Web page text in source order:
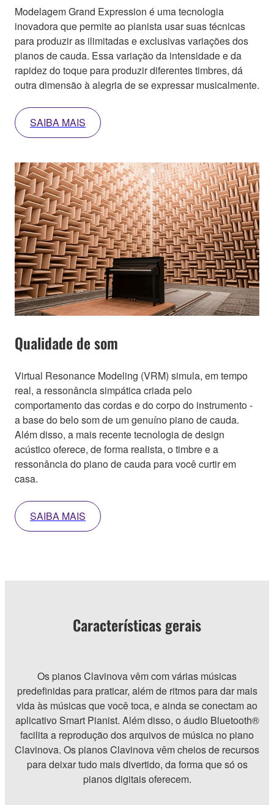
Modelagem Grand Expression é uma tecnologia
inovadora que permite ao pianista usar suas técnicas
para produzir as ilimitadas e exclusivas variações dos
pianos de cauda. Essa variação da intensidade e da
rapidez do toque para produzir diferentes timbres, dá
outra dimensão à alegria de se expressar musicalmente.
SAIBA MAIS
Qualidade de som
Virtual Resonance Modeling (VRM) simula, em tempo
real, a ressonância simpática criada pelo
comportamento das cordas e do corpo do instrumento -
a base do belo som de um genuíno piano de cauda.
Além disso, a mais recente tecnologia de design
acústico oferece, de forma realista, o timbre e a
ressonância do piano de cauda para você curtir em
casa.
SAIBA MAIS
Características gerais
Os pianos Clavinova vêm com várias músicas
predefinidas para praticar, além de ritmos para dar mais
vida às músicas que você toca, e ainda se conectam ao
aplicativo Smart Pianist. Além disso, o áudio Bluetooth®
facilita a reprodução dos arquivos de música no piano
Clavinova. Os pianos Clavinova vêm cheios de recursos
para deixar tudo mais divertido, da forma que só os
pianos digitais oferecem.